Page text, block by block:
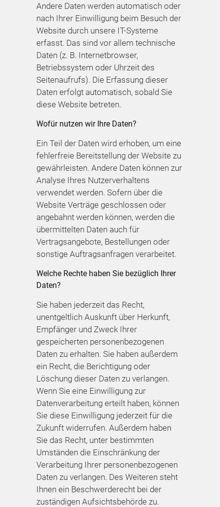
Andere Daten werden automatisch oder
nach Ihrer Einwilligung beim Besuch der
Website durch unsere IT-Systeme
erfasst. Das sind vor allem technische
Daten (z. B. Internetbrowser,
Betriebssystem oder Uhrzeit des
Seitenaufrufs). Die Erfassung dieser
Daten erfolgt automatisch, sobald Sie
diese Website betreten.
Wofür nutzen wir Ihre Daten?
Ein Teil der Daten wird erhoben, um eine
fehlerfreie Bereitstellung der Website zu
gewährleisten. Andere Daten können zur
Analyse Ihres Nutzerverhaltens
verwendet werden. Sofern über die
Website Verträge geschlossen oder
angebahnt werden können, werden die
übermittelten Daten auch für
Vertragsangebote, Bestellungen oder
sonstige Auftragsanfragen verarbeitet.
Welche Rechte haben Sie bezüglich Ihrer
Daten?
Sie haben jederzeit das Recht,
unentgeltlich Auskunft über Herkunft,
Empfänger und Zweck Ihrer
gespeicherten personenbezogenen
Daten zu erhalten. Sie haben außerdem
ein Recht, die Berichtigung oder
Löschung dieser Daten zu verlangen.
Wenn Sie eine Einwilligung zur
Datenverarbeitung erteilt haben, können
Sie diese Einwilligung jederzeit für die
Zukunft widerrufen. Außerdem haben
Sie das Recht, unter bestimmten
Umständen die Einschränkung der
Verarbeitung Ihrer personenbezogenen
Daten zu verlangen. Des Weiteren steht
Ihnen ein Beschwerderecht bei der
zuständigen Aufsichtsbehörde zu.